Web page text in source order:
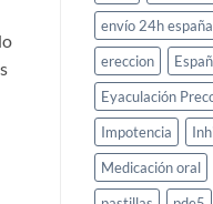
envío 24h españa
ereccion
Eyaculación
Impotencia
Medicación oral